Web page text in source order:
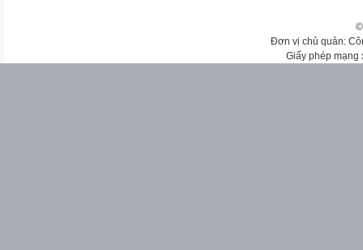
Đơn vị chủ quản:
Giấy phép mạng